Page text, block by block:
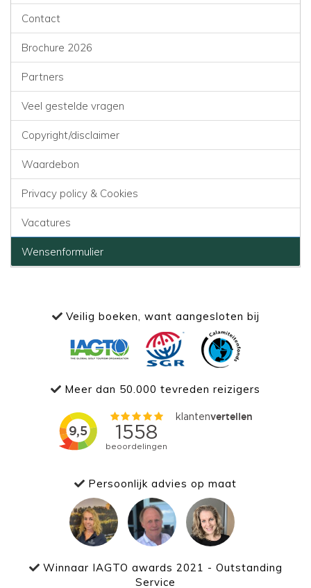
Contact
Brochure 2026
Partners
Veel gestelde vragen
Copyright/disclaimer
Waardebon
Privacy policy & Cookies
Vacatures
Wensenformulier
Veilig boeken, want aangesloten bij
Meer dan 50.000 tevreden reizigers
Persoonlijk advies op maat
Winnaar IAGTO awards 2021 - Outstanding
Service